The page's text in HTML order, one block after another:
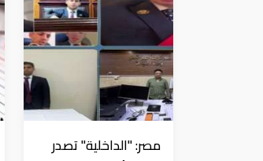
مصر: "الداخلية" تصدر